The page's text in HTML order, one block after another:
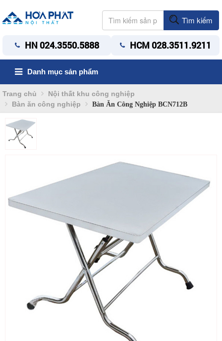
Tìm kiếm
HN 024.3550.5888 HCM 028.3511.9211
Danh mục sản phẩm
Trang chủ
Nội thất khu công nghiệp
Bàn ăn công nghiệp
Bàn Ăn Công Nghiệp BCN712B